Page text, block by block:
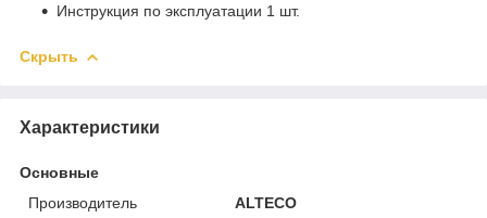
Инструкция по эксплуатации 1 шт.
Скрыть
Характеристики
Основные
Производитель
ALTECO